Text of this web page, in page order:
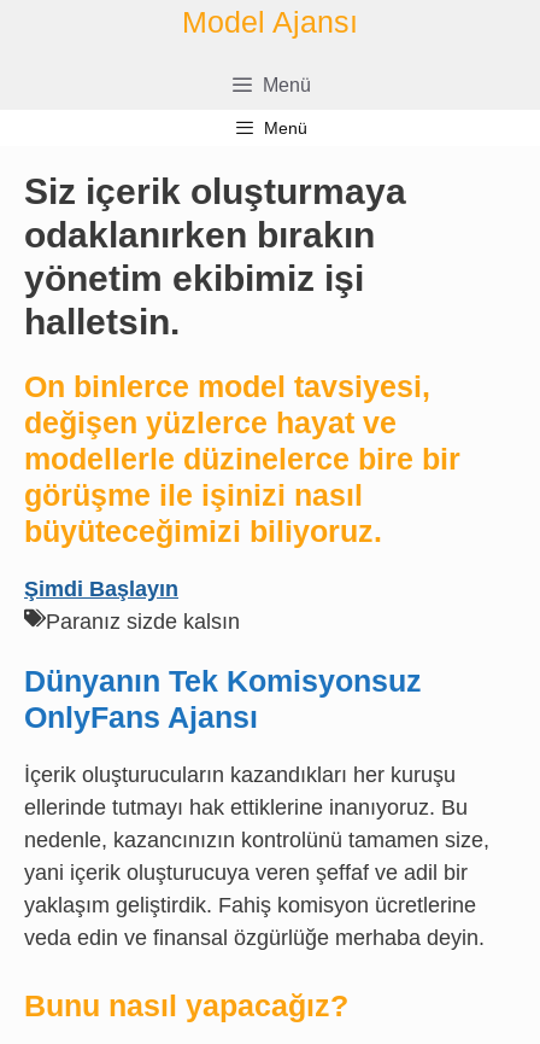
Model Ajansı
Menü
Menü
Siz içerik oluşturmaya
odaklanırken bırakın
yönetim ekibimiz işi
halletsin.
On binlerce model tavsiyesi,
değişen yüzlerce hayat ve
modellerle düzinelerce bire bir
görüşme ile işinizi nasıl
büyüteceğimizi biliyoruz.
Şimdi Başlayın
Paranız sizde kalsın
Dünyanın Tek Komisyonsuz
OnlyFans Ajansı
İçerik oluşturucuların kazandıkları her kuruşu
ellerinde tutmayı hak ettiklerine inanıyoruz. Bu
nedenle, kazancınızın kontrolünü tamamen size,
yani içerik oluşturucuya veren şeffaf ve adil bir
yaklaşım geliştirdik. Fahiş komisyon ücretlerine
veda edin ve finansal özgürlüğe merhaba deyin.
Bunu nasıl yapacağız?